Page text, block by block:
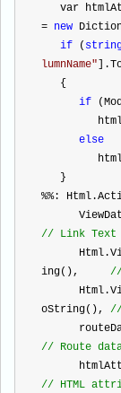
var
= new
if (
lumnName"
   {
if
else
   }
%%:
// Link Text
ing(), //
oString(), //
// Route
// HTML